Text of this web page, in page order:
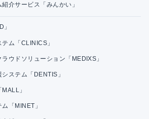
介サービス「みんかい」
」
ム「CLINICS」
ウドソリューション「MEDIXS」
ステム「DENTIS」
」
「MINET」